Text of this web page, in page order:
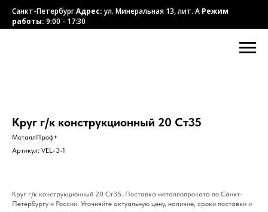
Санкт-ПетербургАдрес:ул. Минеральная 13, лит. А Режим
работы: 9:00 - 17:30
Круг г/к конструкционный 20 Ст35
МеталлПроф+
Артикул: VEL-3-1
Круг г/к конструкционный 20 Ст35. Поставка металлопроката по Санкт-
Петербургу и России. Уточняйте актуальную цену, наличие, сроки поставки и